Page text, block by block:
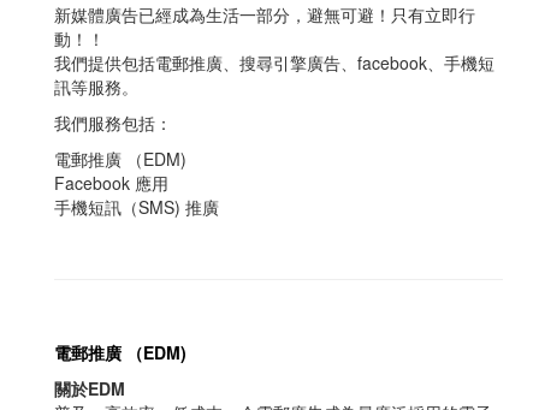
新媒體廣告已經成為生活一部分，避無可避！只有立即行
動！！
我們提供包括電郵推廣、搜尋引擎廣告、facebook、手機短
訊等服務。
我們服務包括：
電郵推廣 （EDM)
Facebook 應用
手機短訊（SMS) 推廣
電郵推廣 （EDM)
關於EDM